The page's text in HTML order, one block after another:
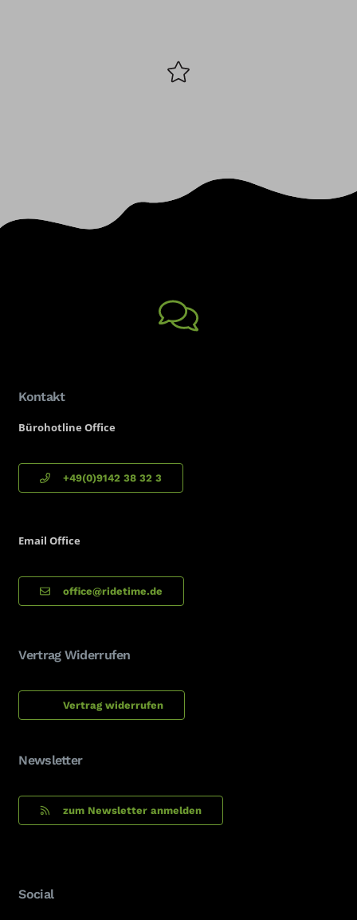
Kontakt
Bürohotline Office
+49(0)9142 38 32 3
Email Office
office@ridetime.de
Vertrag Widerrufen
Vertrag widerrufen
Newsletter
zum Newsletter anmelden
Social